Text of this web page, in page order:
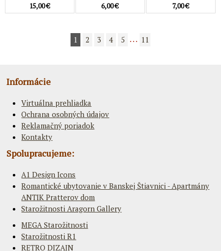
15,00 € 6,00 €
7,00 €
1 2 3 4 5 • • • 11
Informácie
Virtuálna prehliadka
Ochrana osobných údajov
Reklamačný poriadok
Kontakty
Spolupracujeme:
A1 Design Icons
Romantické ubytovanie v Banskej Štiavnici - Apartmány
ANTIK Pratterov dom
Starožitnosti Aragorn Gallery
MEGA Starožitnosti
Starožitnosti R1
RETRO DIZAJN